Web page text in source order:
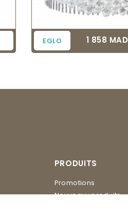
EGLO Prix
1 858 MAD
PRODUITS
Promotions
Nouveaux produits